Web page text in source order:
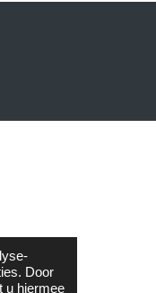
Door
u hiermee